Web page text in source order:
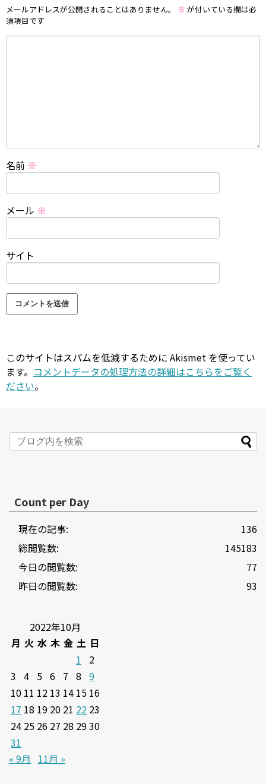
メールアドレスが公開されることはありません。 ※ が付いている欄は必
須項目です
名前 ※
メール ※
サイト
このサイトはスパムを低減するために Akismet を使ってい
ます。 コメントデータの処理方法の詳細はこちらをご覧く
ださい。
Count per Day
136
現在の記事:
145183
総閲覧数:
77
今日の閲覧数:
93
昨日の閲覧数:
2022年10月
月 火 水 木 金 土 日
1
2
3 4 5 6 7 8 9
10 11 12 13 14 15 16
17 18 19 20 21 22 23
24 25 26 27 28 2930
31
« 9月
11月 »